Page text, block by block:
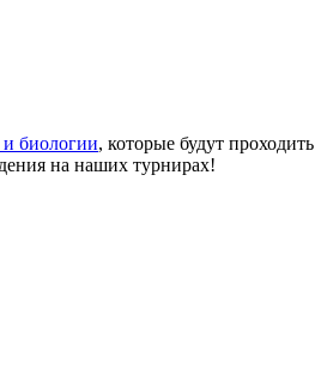
биологии, которые будут проходить
на наших турнирах!